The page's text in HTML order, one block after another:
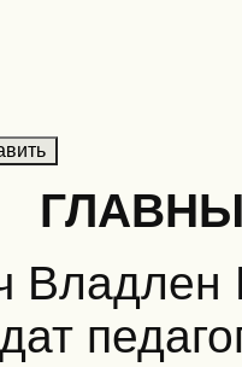
Владлен